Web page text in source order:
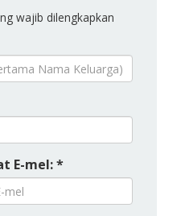
wajib dilengkapkan
E-mel: *